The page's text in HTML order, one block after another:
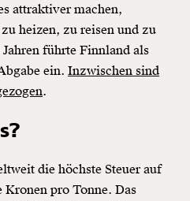
attraktiver machen,
heizen, zu reisen und zu
führte Finnland als
ein. Inzwischen sind
.
die höchste Steuer auf
Kronen pro Tonne. Das